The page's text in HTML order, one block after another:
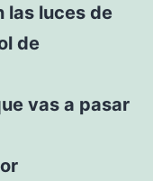
las luces de
de
vas a pasar